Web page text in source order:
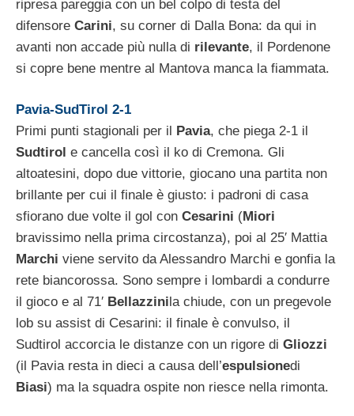
ripresa pareggia con un bel colpo di testa del
difensore Carini, su corner di Dalla Bona: da qui in
avanti non accade più nulla di rilevante, il Pordenone
si copre bene mentre al Mantova manca la fiammata.
Pavia-SudTirol 2-1
Primi punti stagionali per il
Pavia, che piega 2-1 il
Sudtirol e cancella così il ko di Cremona. Gli
altoatesini, dopo due vittorie, giocano una partita non
brillante per cui il finale è giusto: i padroni di casa
sfiorano due volte il gol con Cesarini (Miori
bravissimo nella prima circostanza), poi al 25′ Mattia
Marchi viene servito da Alessandro Marchi e gonfia la
rete biancorossa. Sono sempre i lombardi a condurre
il gioco e al 71′ Bellazzini la chiude, con un pregevole
lob su assist di Cesarini: il finale è convulso, il
Sudtirol accorcia le distanze con un rigore di Gliozzi
(il Pavia resta in dieci a causa dell’espulsionedi
Biasi) ma la squadra ospite non riesce nella rimonta.